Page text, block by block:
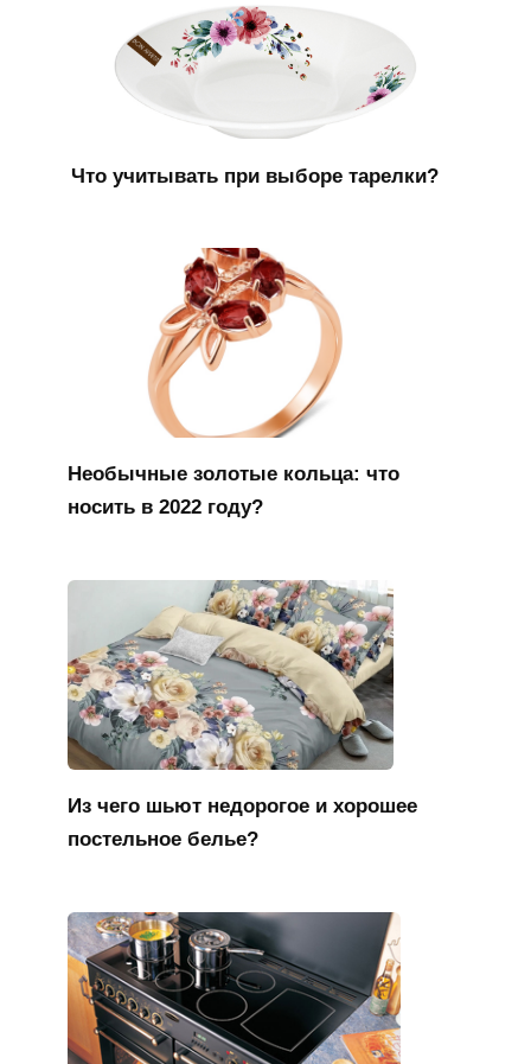
Что учитывать при выборе тарелки?
Необычные золотые кольца: что
носить в 2022 году?
Из чего шьют недорогое и хорошее
постельное белье?